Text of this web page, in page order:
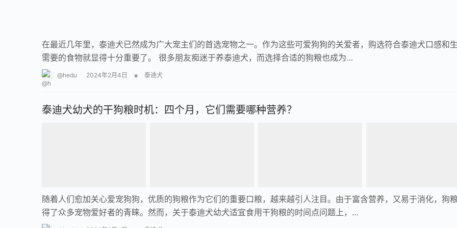
在最近几年里，泰迪犬已然成为广大宠主们的首选宠物之一。作为这些可爱狗狗的关爱者，购选符合泰迪犬口感和
需要的食物就显得十分重要了。 很多朋友痴迷于养泰迪犬，而选择合适的狗粮也成为…
@hedu 2024年2月4日 • 泰迪犬
泰迪犬幼犬的干狗粮时机：四个月，它们需要哪种营养？
随着人们愈加关心爱宠狗狗，优质的狗粮作为它们的重要口粮，越来越引人注目。由于富含营养，又易于消化，狗
得了众多宠物爱好者的青睐。然而，关于泰迪犬幼犬适宜食用干狗粮的时间点问题上，…